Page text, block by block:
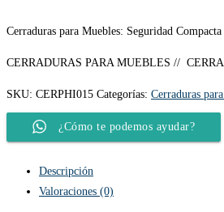
Cerraduras para Muebles: Seguridad Compacta
CERRADURAS PARA MUEBLES //
SKU: CERPHI015 Categorías: Cerraduras
¿Cómo te podemos ayudar?
Descripción
Valoraciones (0)